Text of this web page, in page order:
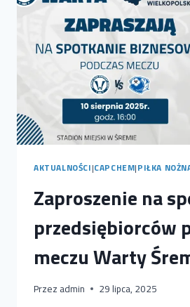
FUNDACJI
LOTTO
–
RUSZA
AKTUALNOŚCI|CAPCHEM|PIŁKA
Zaproszenie na
przedsiębiorców
meczu Warty
Przez admin 29 lipca, 2025